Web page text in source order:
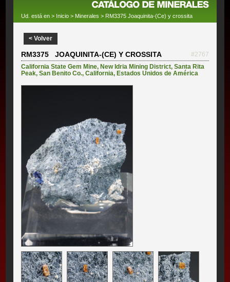
Ud. está en > Inicio > Minerales > RM3375 Joaquinita-(Ce) y crossita
< Volver
RM3375 JOAQUINITA-(CE) Y CROSSITA
#2767
California State Gem Mine, New Idria Mining District,Santa Rita
Peak,San Benito Co.,California, Estados Unidos de América